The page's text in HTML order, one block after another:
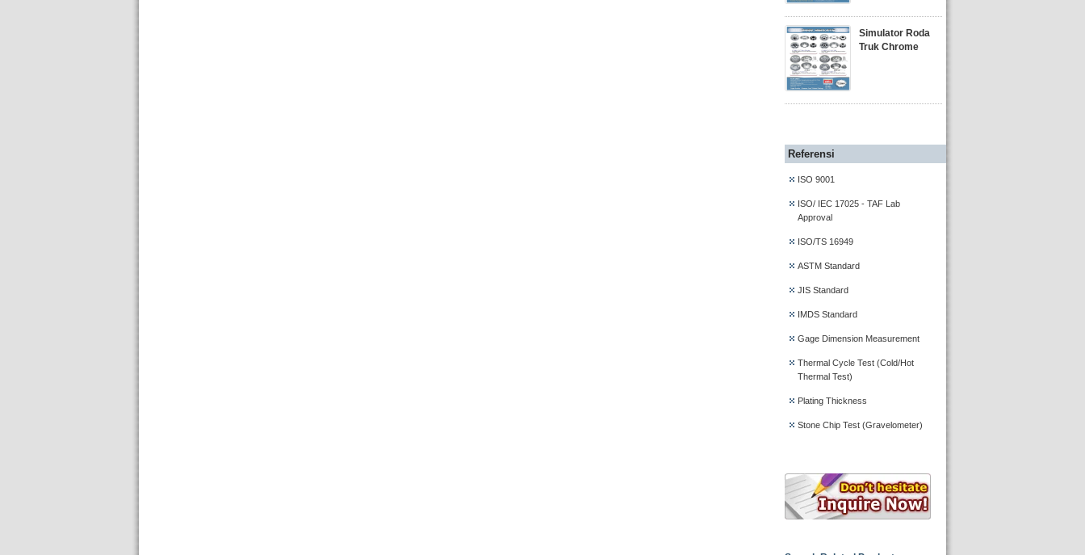
Simulator Roda
Truk Chrome
Referensi
ISO 9001
ISO/ IEC 17025 - TAF Lab
Approval
ISO/TS 16949
ASTM Standard
JIS Standard
IMDS Standard
Gage Dimension Measurement
Thermal Cycle Test (Cold/Hot
Thermal Test)
Plating Thickness
Stone Chip Test (Gravelometer)